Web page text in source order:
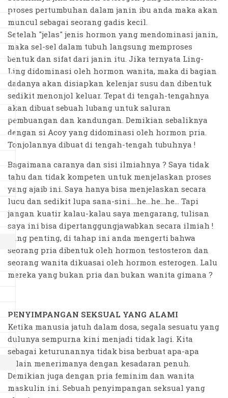
proses pertumbuhan dalam janin ibu anda maka akan
muncul sebagai seorang gadis kecil.
Setelah "jelas" jenis hormon yang mendominasi janin,
maka sel-sel dalam tubuh langsung memproses
bentuk dan sifat dari janin itu. Jika ternyata Ling-
Ling didominasi oleh hormon wanita, maka di bagian
dadanya akan disiapkan kelenjar susu dan dibentuk
sedikit menonjol keluar. Tepat di tengah-tengahnya
akan dibuat sebuah lubang untuk saluran
pembuangan dan kandungan. Demikian sebaliknya
dengan si Acoy yang didominasi oleh hormon pria.
Tonjolannya dibuat di tengah-tengah tubuhnya !
Bagaimana caranya dan sisi ilmiahnya ? Saya tidak
tahu dan tidak kompeten untuk menjelaskan proses
yang ajaib ini. Saya hanya bisa menjelaskan secara
lucu dan sedikit lupa sana-sini....he...he...he... Tapi
jangan kuatir kalau-kalau saya mengarang, tulisan
saya ini bisa dipertanggungjawabkan secara ilmiah !
Yang penting, di tahap ini anda mengerti bahwa
seorang pria dibentuk oleh hormon testosteron dan
seorang wanita dikuasai oleh hormon esterogen. Lalu
mereka yang bukan pria dan bukan wanita gimana ?
PENYIMPANGAN SEKSUAL YANG ALAMI
Ketika manusia jatuh dalam dosa, segala sesuatu yang
dulunya sempurna kini menjadi tidak lagi. Kita
sebagai keturunannya tidak bisa berbuat apa-apa
selain menerimanya dengan kesadaran penuh.
Demikian juga dengan pria feminim dan wanita
maskulin ini. Sebuah penyimpangan seksual yang